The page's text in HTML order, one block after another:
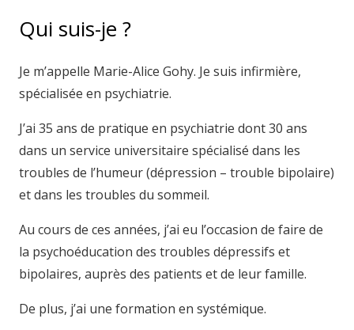
Qui suis-je ?
Je m’appelle Marie-Alice Gohy. Je suis infirmière,
spécialisée en psychiatrie.
J’ai 35 ans de pratique en psychiatrie dont 30 ans
dans un service universitaire spécialisé dans les
troubles de l’humeur (dépression – trouble bipolaire)
et dans les troubles du sommeil.
Au cours de ces années, j’ai eu l’occasion de faire de
la psychoéducation des troubles dépressifs et
bipolaires, auprès des patients et de leur famille.
De plus, j’ai une formation en systémique.